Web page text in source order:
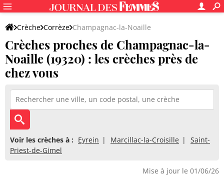
Crèche Corrèze Champagnac-la-Noaille
Crèches proches de Champagnac-la-
Noaille (19320) : les crèches près de
chez vous
Voir les crèches à : Eyrein Marcillac-la-Croisille
Saint-
Priest-de-Gimel
Mise à jour le 01/06/26